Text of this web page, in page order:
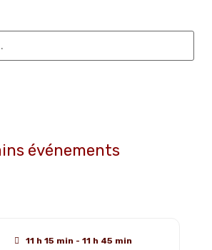
événements
11 h 15 min - 11 h 45 min